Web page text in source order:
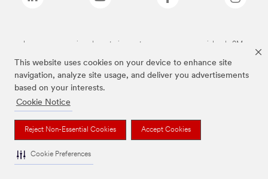
This website uses cookies on your device to enhance site
navigation, analyze site usage, and deliver you advertisements
based on your interests.
Cookie Notice
Reject Non-Essential Cookies Accept Cookies
Cookie Preferences
Las marcas mencionadas anteriormente son marcas comerciales de 3M.